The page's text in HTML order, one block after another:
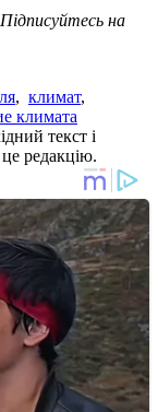
на
, климат,
климата
текст і
редакцію.